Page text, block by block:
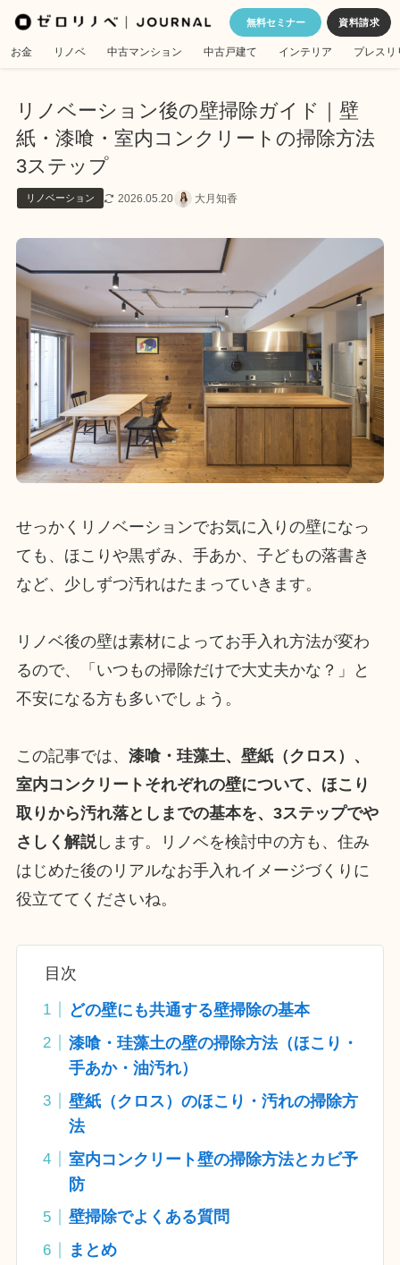
無料セミナー
お金 リノベ 中古マンション 中古戸建て インテリア プレスリ
リノベーション後の壁掃除ガイド｜壁
紙・漆喰・室内コンクリートの掃除方法
3ステップ
リノベーション 2026.05.20 大月知香
せっかくリノベーションでお気に入りの壁になっ
ても、ほこりや黒ずみ、手あか、子どもの落書き
など、少しずつ汚れはたまっていきます。
リノベ後の壁は素材によってお手入れ方法が変わ
るので、「いつもの掃除だけで大丈夫かな？」と
不安になる方も多いでしょう。
この記事では、 漆喰・珪藻土、壁紙（クロス）、
室内コンクリートそれぞれの壁について、ほこり
取りから汚れ落としまでの基本を、3ステップでや
さしく解説します。リノベを検討中の方も、住み
はじめた後のリアルなお手入れイメージづくりに
役立ててくださいね。
目次
どの壁にも共通する壁掃除の基本
漆喰・珪藻土の壁の掃除方法（ほこり・
手あか・油汚れ）
壁紙（クロス）のほこり・汚れの掃除方
法
室内コンクリート壁の掃除方法とカビ予
防
壁掃除でよくある質問
まとめ